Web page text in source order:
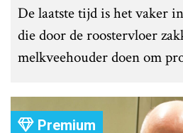
De laatste tijd is het vaker
die door de roostervloer
melkveehouder doen om
Premium